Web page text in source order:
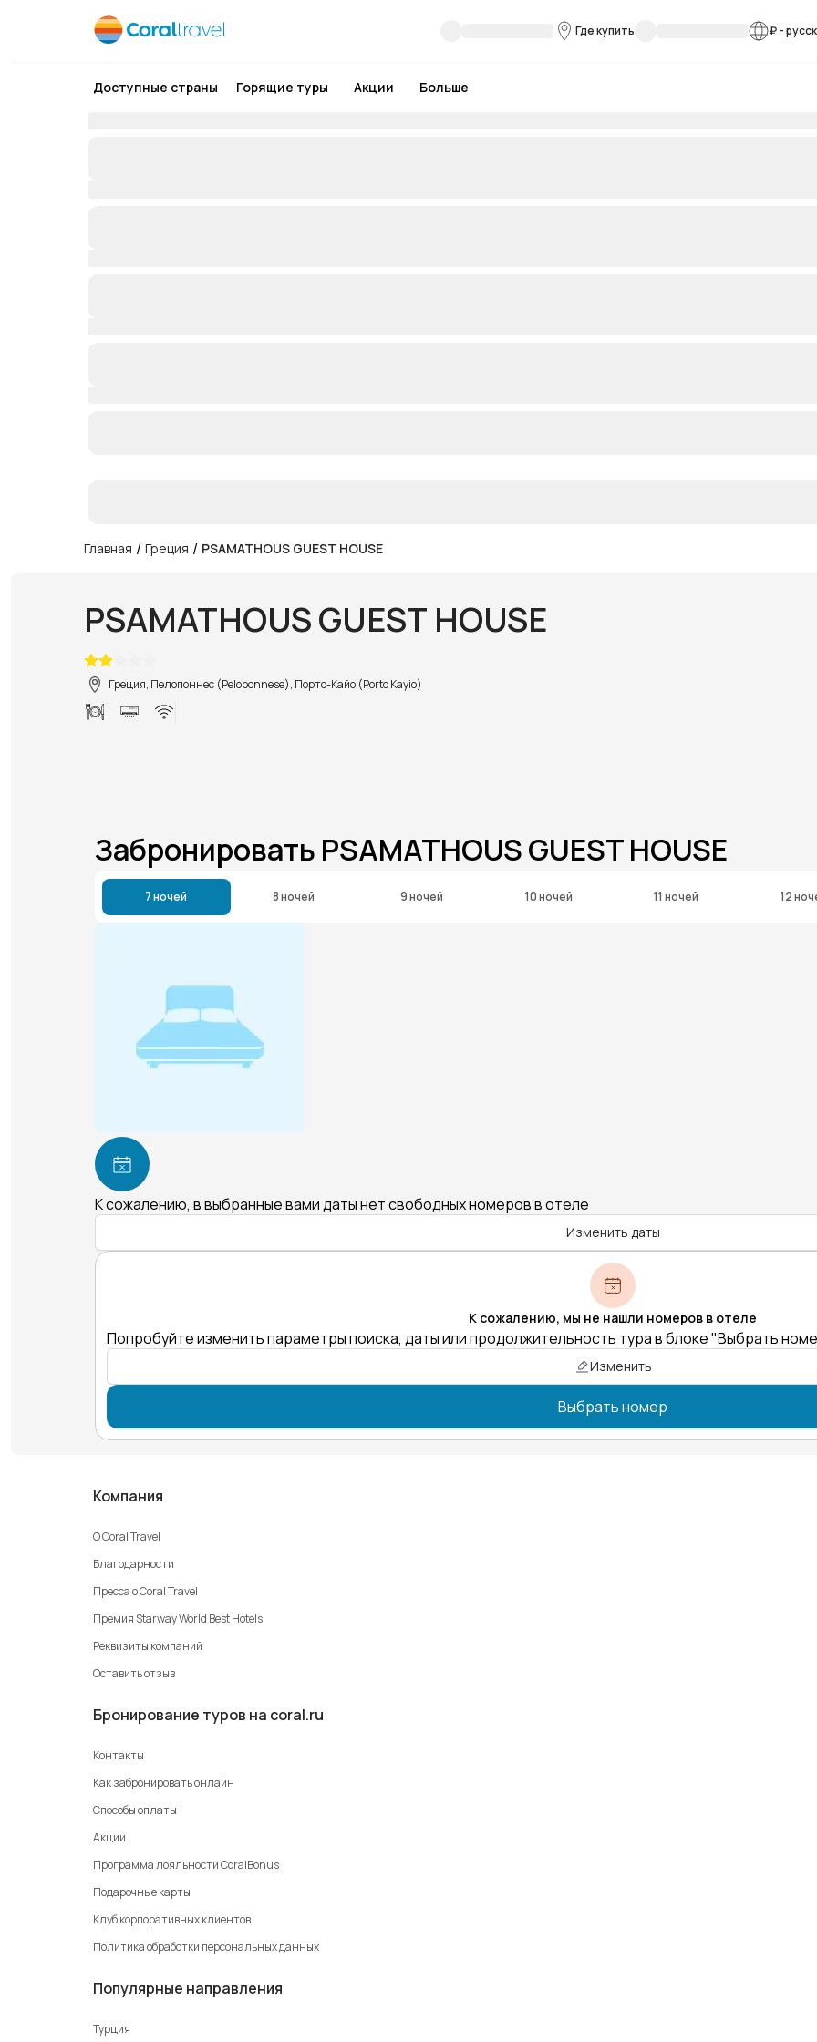
Где купить ₽-
Доступные страны Горящие туры Акции Больше
Главная / Греция / PSAMATHOUS GUEST HOUSE
PSAMATHOUS GUEST HOUSE
Греция, Пелопоннес (Peloponnese), Порто-Кайо (Porto Kayio)
Забронировать PSAMATHOUS GUEST HOUSE
7 ночей 8 ночей 9 ночей 10 ночей 11 ночей 12
К сожалению, в выбранные вами даты нет свободных номеров в отеле
Изменить даты
К сожалению, мы не нашли номеров в отеле
Попробуйте изменить параметры поиска, даты или продолжительность тура в блоке "Выбрать
Изменить
Выбрать номер
Компания
О Coral Travel
Благодарности
Пресса о Coral Travel
Премия Starway World Best Hotels
Реквизиты компаний
Оставить отзыв
Бронирование туров на coral.ru
Контакты
Как забронировать онлайн
Способы оплаты
Акции
Программа лояльности CoralBonus
Подарочные карты
Клуб корпоративных клиентов
Политика обработки персональных данных
Популярные направления
Турция